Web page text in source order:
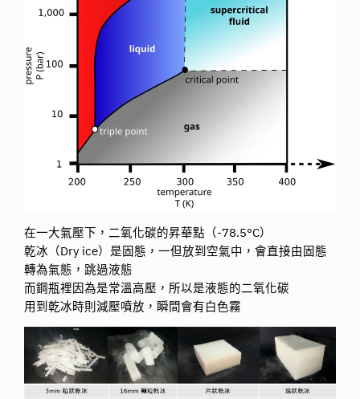
在一大氣壓下，二氧化碳的昇華點（-78.5°C）
乾冰（Dry ice）是固態，一但放到空氣中，會直接由固態
轉為氣態，跳過液態
而鋼瓶裡因為是常溫高壓，所以是液態的二氧化碳
用到乾冰時則減壓噴放，瞬間會有白色霧